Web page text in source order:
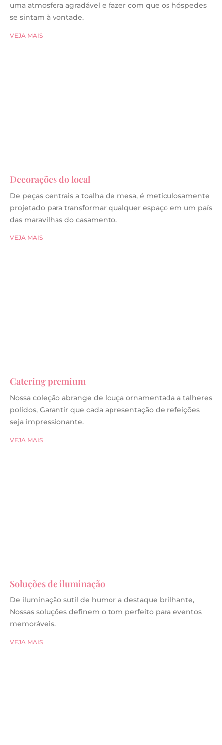
uma atmosfera agradável e fazer com que os hóspedes
se sintam à vontade.
VEJA MAIS
Decorações do local
De peças centrais a toalha de mesa, é meticulosamente
projetado para transformar qualquer espaço em um país
das maravilhas do casamento.
VEJA MAIS
Catering premium
Nossa coleção abrange de louça ornamentada a talheres
polidos, Garantir que cada apresentação de refeições
seja impressionante.
VEJA MAIS
Soluções de iluminação
De iluminação sutil de humor a destaque brilhante,
Nossas soluções definem o tom perfeito para eventos
memoráveis.
VEJA MAIS